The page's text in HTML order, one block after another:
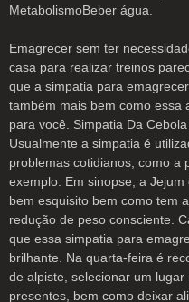
MetabolismoBeber água.
Emagrecer sem ter
casa para realizar treinos
que a simpatia para
também mais bem como essa
para você. Simpatia Da
Usualmente a simpatia é
problemas cotidianos, como a
exemplo. Em sinopse, a
bem esquisito bem como tem
redução de peso consciente.
que essa simpatia para
brilhante. Na quarta-feira é
de alpiste, selecionar um
presentes, bem como deixar